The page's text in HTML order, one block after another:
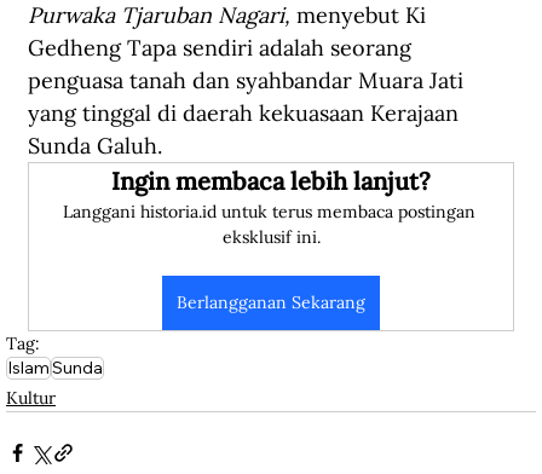
Purwaka Tjaruban Nagari, menyebut Ki
Gedheng Tapa sendiri adalah seorang
penguasa tanah dan syahbandar Muara Jati
yang tinggal di daerah kekuasaan Kerajaan
Sunda Galuh.
Ingin membaca lebih lanjut?
Langgani historia.id untuk terus membaca postingan
eksklusif ini.
Berlangganan Sekarang
Tag:
IslamSunda
Kultur